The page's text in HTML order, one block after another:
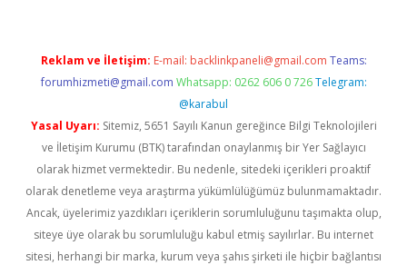
Reklam ve İletişim: E-mail: backlinkpaneli@gmail.com Teams:
forumhizmeti@gmail.com Whatsapp: 0262 606 0 726 Telegram:
@karabul
Yasal Uyarı: Sitemiz, 5651 Sayılı Kanun gereğince Bilgi Teknolojileri
ve İletişim Kurumu (BTK) tarafından onaylanmış bir Yer Sağlayıcı
olarak hizmet vermektedir. Bu nedenle, sitedeki içerikleri proaktif
olarak denetleme veya araştırma yükümlülüğümüz bulunmamaktadır.
Ancak, üyelerimiz yazdıkları içeriklerin sorumluluğunu taşımakta olup,
siteye üye olarak bu sorumluluğu kabul etmiş sayılırlar. Bu internet
sitesi, herhangi bir marka, kurum veya şahıs şirketi ile hiçbir bağlantısı